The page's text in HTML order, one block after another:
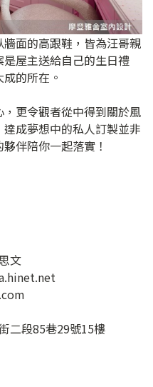
面的高跟鞋，皆為汪哥親
屋主送給自己的生日禮
的所在。
更令觀者從中得到關於風
成夢想中的私人訂製並非
伴陪你一起落實！
文
二段85巷29號15樓